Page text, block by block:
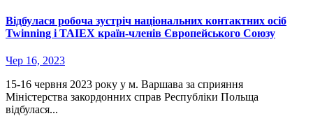
Відбулася робоча зустріч національних контактних осіб
Twinning і TAIEX країн-членів Європейського Союзу
Чер 16, 2023
15-16 червня 2023 року у м. Варшава за сприяння
Міністерства закордонних справ Республіки Польща
відбулася...